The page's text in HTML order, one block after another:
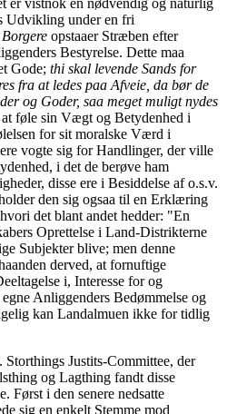
er vistnok en nødvendig og naturlig
Udvikling under en fri
opstaaer Stræben efter
Bestyrelse. Dette maa
Gode; thi skal levende Sands for
fra at ledes paa Afveie, da bør de
og Goder, saa meget muligt nydes
at føle sin Vægt og Betydenhed i
for sit moralske Værd i
vogte sig for Handlinger, der ville
i det de berøve ham
disse ere i Besiddelse af o.s.v.
den sig ogsaa til en Erklæring
det blant andet hedder: "En
Oprettelse i Land-Distrikterne
Subjekter blive; men denne
derved, at fornuftige
i, Interesse for og
Anliggenders Bedømmelse og
kan Landalmuen ikke for tidlig
Storthings Justits-Committee, der
og Lagthing fandt disse
Først i den senere nedsatte
sig en enkelt Stemme mod